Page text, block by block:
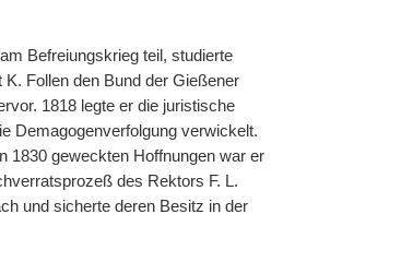
Befreiungskrieg teil, studierte
Follen den Bund der Gießener
1818 legte er die juristische
Demagogenverfolgung verwickelt.
1830 geweckten Hoffnungen war er
des Rektors F. L.
und sicherte deren Besitz in der